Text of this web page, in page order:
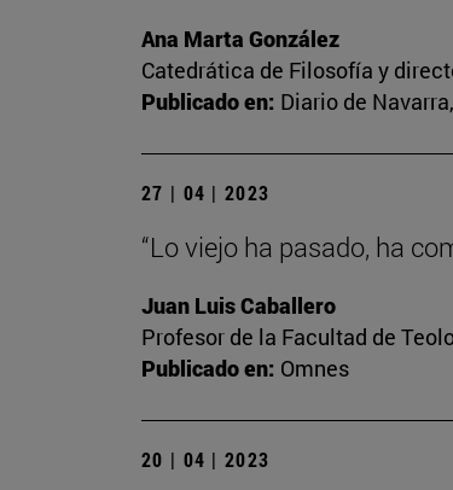
Ana Marta González
Catedrática de Filosofía y
Publicado en: Diario de
27 | 04 | 2023
“Lo viejo ha pasado, ha
Juan Luis Caballero
Profesor de la Facultad de
Publicado en: Omnes
20 | 04 | 2023